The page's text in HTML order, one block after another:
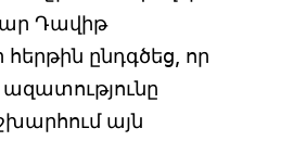
Դավիթ
հերթին ընդգծեց, որ
այն